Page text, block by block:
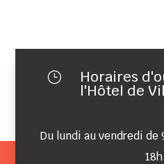
} Horaires
l'Hôtel de
Du lundi au vendredi de
18h.